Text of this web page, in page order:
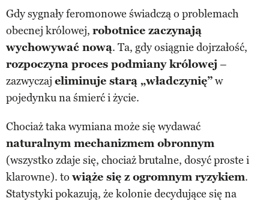
Gdy sygnały feromonowe świadczą o problemach
obecnej królowej, robotnice zaczynają
wychowywać nową. Ta, gdy osiągnie dojrzałość,
rozpoczyna proces podmiany królowej –
zazwyczaj eliminuje starą „władczynię”w
pojedynku na śmierć i życie.
Chociaż taka wymiana może się wydawać
naturalnym mechanizmem obronnym
(wszystko zdaje się, chociaż brutalne, dosyć proste i
klarowne). to wiąże się z ogromnym ryzykiem.
Statystyki pokazują, że kolonie decydujące się na